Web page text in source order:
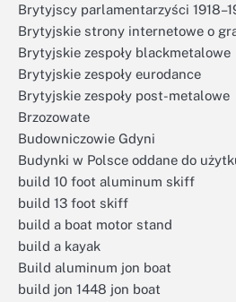
Brytyjscy parlamentarzyści
Brytyjskie strony internetowe o
Brytyjskie zespoły blackmetalowe
Brytyjskie zespoły eurodance
Brytyjskie zespoły post-metalowe
Brzozowate
Budowniczowie Gdyni
Budynki w Polsce oddane do
build 10 foot aluminum skiff
build 13 foot skiff
build a boat motor stand
build a kayak
Build aluminum jon boat
build jon 1448 jon boat